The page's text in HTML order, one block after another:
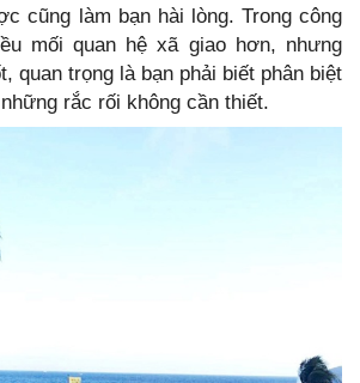
cũng làm bạn hài lòng. Trong công
mối quan hệ xã giao hơn, nhưng
quan trọng là bạn phải biết phân biệt
rắc rối không cần thiết.